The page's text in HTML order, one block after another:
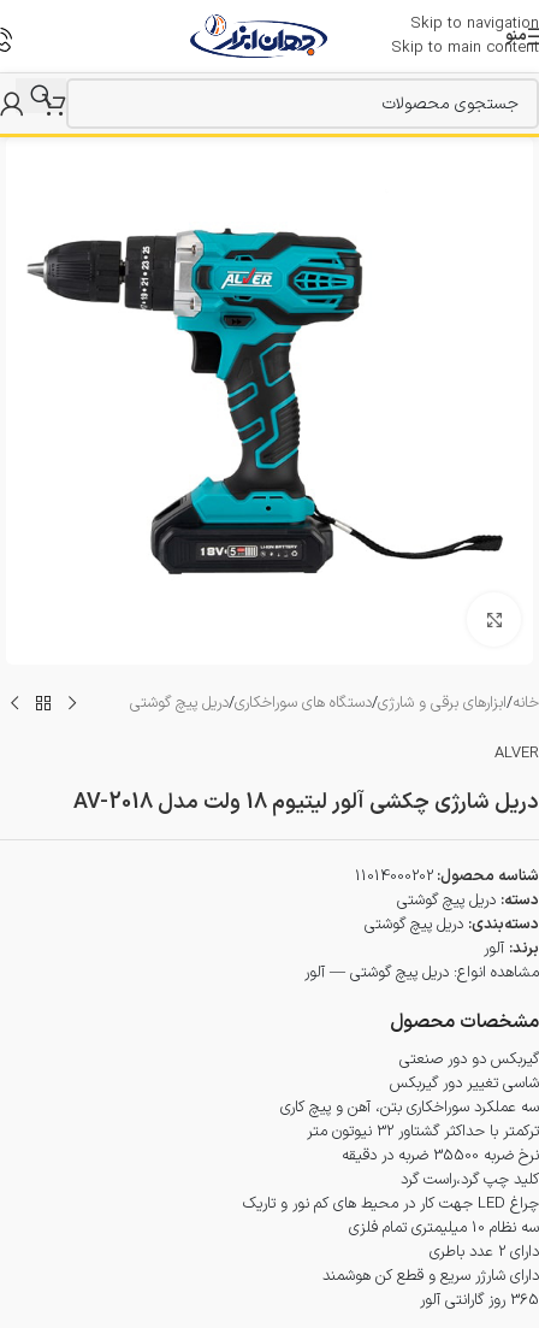
Skip to navigation
Skip to main content
منو
خانه/ابزارهای برقی و شارژی/دستگاه های سوراخکاری/دریل پیچ گوشتی
ALVER
دریل شارژی چکشی آلور لیتیوم 18 ولت مدل AV-2018
شناسه محصول: 11014000202
دسته: دریل پیچ گوشتی
دسته‌بندی: دریل پیچ گوشتی
برند: آلور
مشاهده انواع: دریل پیچ گوشتی — آلور
مشخصات محصول
گیربکس دو دور صنعتی
شاسی تغییر دور گیربکس
سه عملکرد سوراخکاری بتن، آهن و پیچ کاری
ترکمتر با حداکثر گشتاور 32 نیوتون متر
نرخ ضربه 35500 ضربه در دقیقه
کلید چپ گرد،راست گرد
چراغ LED جهت کار در محیط های کم نور و تاریک
سه نظام 10 میلیمتری تمام فلزی
دارای 2 عدد باطری
دارای شارژر سریع و قطع کن هوشمند
365 روز گارانتی آلور